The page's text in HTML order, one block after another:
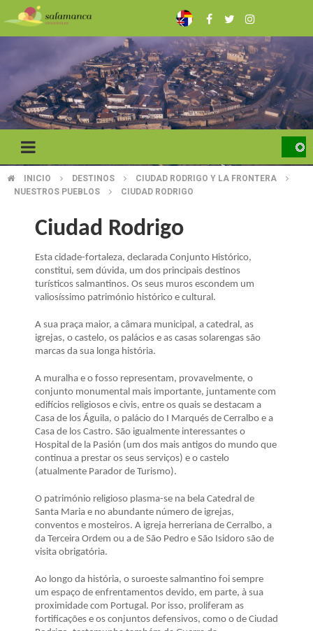
to
BREADCRUMB
INICIO DESTINOS
CIUDAD RODRIGO Y LA FRONTERA
NUESTROS PUEBLOS
CIUDAD RODRIGO
Ciudad Rodrigo
Esta cidade-fortaleza, declarada Conjunto Histórico,
constitui, sem dúvida, um dos principais destinos
turísticos salmantinos. Os seus muros escondem um
valiosíssimo património histórico e cultural.
A sua praça maior, a câmara municipal, a catedral, as
igrejas, o castelo, os palácios e as casas solarengas são
marcas da sua longa história.
A muralha e o fosso representam, provavelmente, o
conjunto monumental mais importante, juntamente com
edifícios religiosos e civis, entre os quais se destacam a
Casa de los Águila, o palácio do I Marqués de Cerralbo e a
Casa de los Castro. São igualmente interessantes o
Hospital de la Pasión (um dos mais antigos do mundo que
continua a prestar os seus serviços) e o castelo
(atualmente Parador de Turismo).
O património religioso plasma-se na bela Catedral de
Santa Maria e no abundante número de igrejas,
conventos e mosteiros. A igreja herreriana de Cerralbo, a
da Terceira Ordem ou a de São Pedro e São Isidoro são de
visita obrigatória.
Ao longo da história, o suroeste salmantino foi sempre
um espaço de enfrentamentos devido, em parte, à sua
proximidade com Portugal. Por isso, proliferam as
fortificações e os conjuntos defensivos, como o de Ciudad